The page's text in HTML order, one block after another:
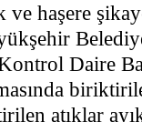
haşere
Daire
atıklar